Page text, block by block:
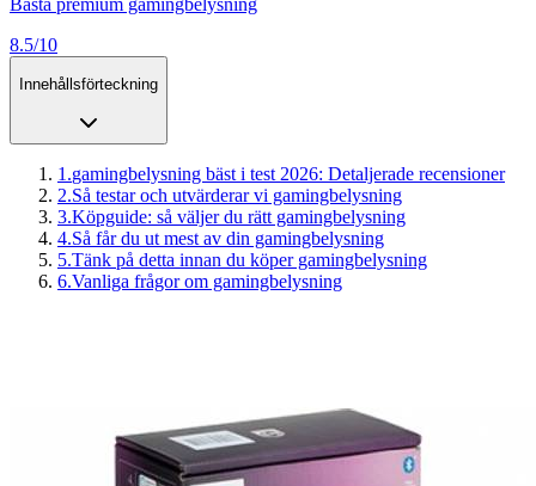
8.5/10
Innehållsförteckning
1 .gamingbelysning bäst i test 2026: Detaljerade recensioner
2.Så testar och utvärderar vi gamingbelysning
3.Köpguide: så väljer du rätt gamingbelysning
4.Så får du ut mest av din gamingbelysning
5.Tänk på detta innan du köper gamingbelysning
6.Vanliga frågor om gamingbelysning